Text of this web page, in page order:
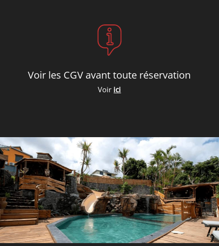
Voir les CGV avant toute réservation
Voir ici